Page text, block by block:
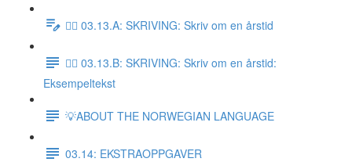
✍🏼 03.13.A: SKRIVING: Skriv om en årstid
✍🏼 03.13.B: SKRIVING: Skriv om en årstid:
Eksempeltekst
💡ABOUT THE NORWEGIAN LANGUAGE
03.14: EKSTRAOPPGAVER